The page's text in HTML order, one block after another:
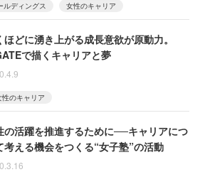
ルディングス 女性のキャリア
ほどに湧き上がる成長意欲が原動力。
で描くキャリアと夢
性のキャリア
の活躍を推進するために──キャリアにつ
考える機会をつくる“女子塾”の活動